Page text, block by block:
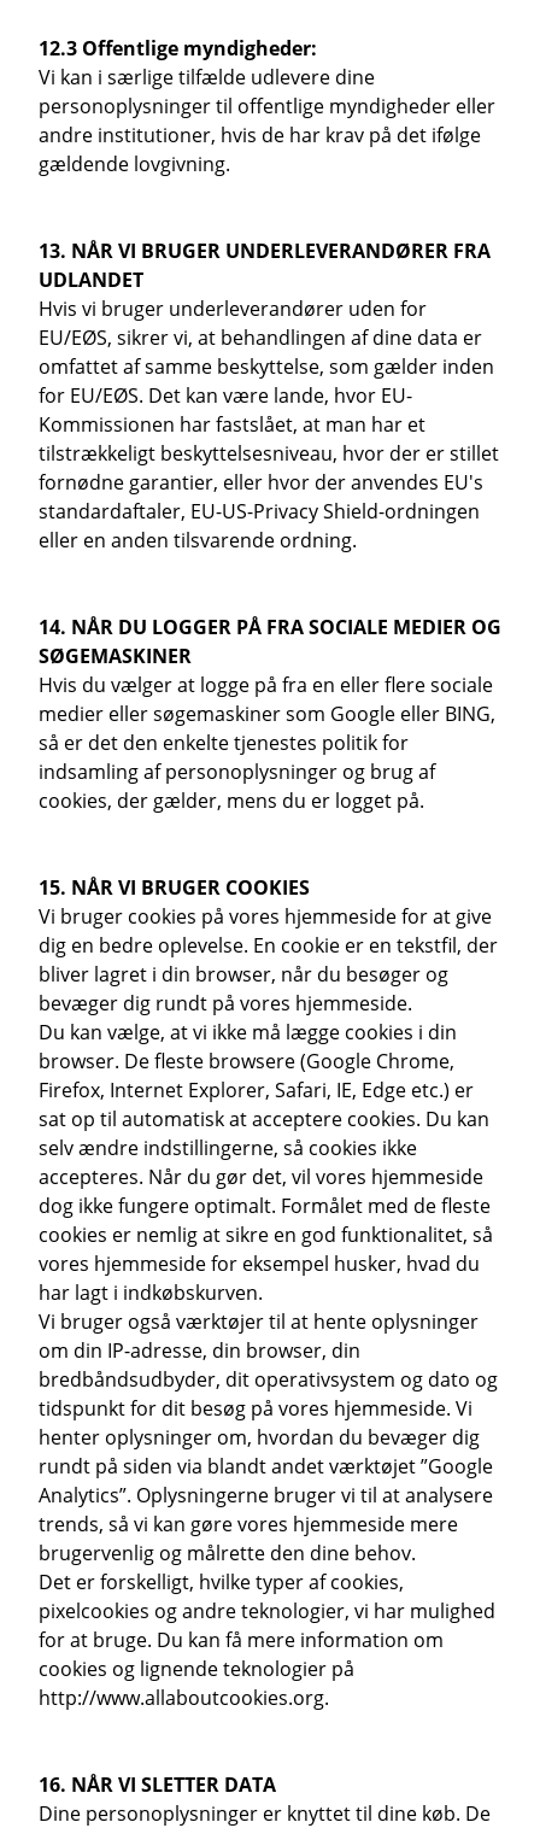
12.3 Offentlige myndigheder:
Vi kan i særlige tilfælde udlevere dine
personoplysninger til offentlige myndigheder eller
andre institutioner, hvis de har krav på det ifølge
gældende lovgivning.
13. NÅR VI BRUGER UNDERLEVERANDØRER FRA
UDLANDET
Hvis vi bruger underleverandører uden for
EU/EØS, sikrer vi, at behandlingen af dine data er
omfattet af samme beskyttelse, som gælder inden
for EU/EØS. Det kan være lande, hvor EU-
Kommissionen har fastslået, at man har et
tilstrækkeligt beskyttelsesniveau, hvor der er stillet
fornødne garantier, eller hvor der anvendes EU's
standardaftaler, EU-US-Privacy Shield-ordningen
eller en anden tilsvarende ordning.
14. NÅR DU LOGGER PÅ FRA SOCIALE MEDIER OG
SØGEMASKINER
Hvis du vælger at logge på fra en eller flere sociale
medier eller søgemaskiner som Google eller BING,
så er det den enkelte tjenestes politik for
indsamling af personoplysninger og brug af
cookies, der gælder, mens du er logget på.
15. NÅR VI BRUGER COOKIES
Vi bruger cookies på vores hjemmeside for at give
dig en bedre oplevelse. En cookie er en tekstfil, der
bliver lagret i din browser, når du besøger og
bevæger dig rundt på vores hjemmeside.
Du kan vælge, at vi ikke må lægge cookies i din
browser. De fleste browsere (Google Chrome,
Firefox, Internet Explorer, Safari, IE, Edge etc.) er
sat op til automatisk at acceptere cookies. Du kan
selv ændre indstillingerne, så cookies ikke
accepteres. Når du gør det, vil vores hjemmeside
dog ikke fungere optimalt. Formålet med de fleste
cookies er nemlig at sikre en god funktionalitet, så
vores hjemmeside for eksempel husker, hvad du
har lagt i indkøbskurven.
Vi bruger også værktøjer til at hente oplysninger
om din IP-adresse, din browser, din
bredbåndsudbyder, dit operativsystem og dato og
tidspunkt for dit besøg på vores hjemmeside. Vi
henter oplysninger om, hvordan du bevæger dig
rundt på siden via blandt andet værktøjet ”Google
Analytics”. Oplysningerne bruger vi til at analysere
trends, så vi kan gøre vores hjemmeside mere
brugervenlig og målrette den dine behov.
Det er forskelligt, hvilke typer af cookies,
pixelcookies og andre teknologier, vi har mulighed
for at bruge. Du kan få mere information om
cookies og lignende teknologier på
http://www.allaboutcookies.org.
16. NÅR VI SLETTER DATA
Dine personoplysninger er knyttet til dine køb. De